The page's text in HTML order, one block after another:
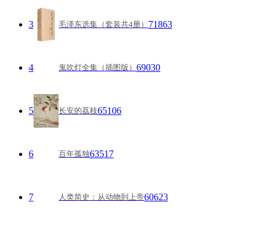
3 毛泽东选集（套装共4册） 71863
4 鬼吹灯全集（插图版） 69030
5 长安的荔枝65106
6 百年孤独63517
7 人类简史：从动物到上帝60623